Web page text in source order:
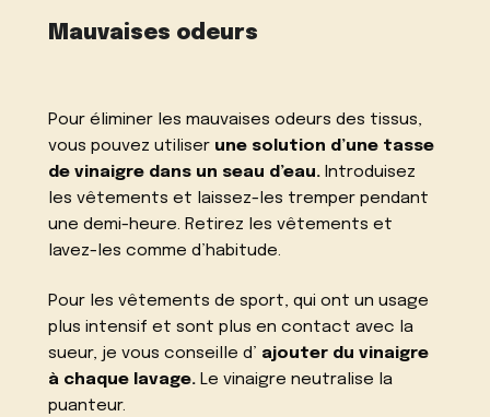
Mauvaises odeurs
Pour éliminer les mauvaises odeurs des tissus,
vous pouvez utiliser une solution d’une tasse
de vinaigre dans un seau d’eau. Introduisez
les vêtements et laissez-les tremper pendant
une demi-heure. Retirez les vêtements et
lavez-les comme d’habitude.
Pour les vêtements de sport, qui ont un usage
plus intensif et sont plus en contact avec la
sueur, je vous conseille d’ ajouter du vinaigre
à chaque lavage.Le vinaigre neutralise la
puanteur.